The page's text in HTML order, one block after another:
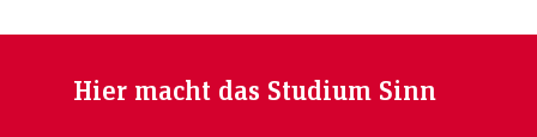
Hier macht das Studium Sinn